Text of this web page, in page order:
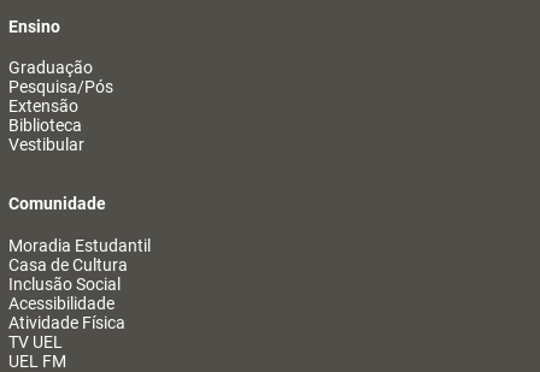
Ensino
Graduação
Pesquisa/Pós
Extensão
Biblioteca
Vestibular
Comunidade
Moradia Estudantil
Casa de Cultura
Inclusão Social
Acessibilidade
Atividade Física
TV UEL
UEL FM